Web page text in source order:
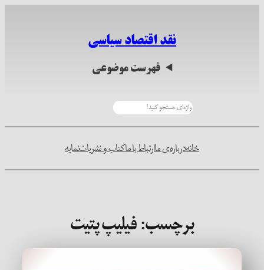
نقد اقتصاد سیاسی
فهرست موضوعی
خانهدرباره‌ی ماارتباط با ماکتاب و نشریاتنمایه
برچسب:فیلیپ پتیت